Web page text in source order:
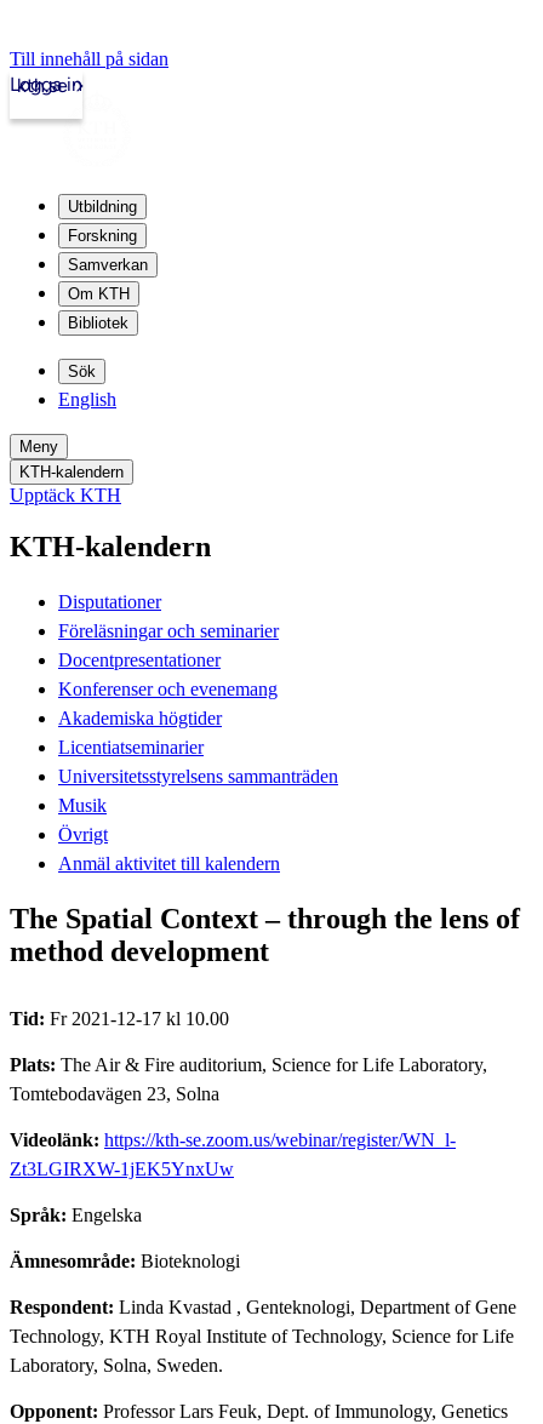
Till innehåll på sidan
kth.se
Logga in
Utbildning
Forskning
Samverkan
Om KTH
Bibliotek
Sök
English
Meny
KTH-kalendern
Upptäck KTH
KTH-kalendern
Disputationer
Föreläsningar och seminarier
Docentpresentationer
Konferenser och evenemang
Akademiska högtider
Licentiatseminarier
Universitetsstyrelsens sammanträden
Musik
Övrigt
Anmäl aktivitet till kalendern
The Spatial Context – through the lens of
method development
Tid: Fr 2021-12-17 kl 10.00
Plats: The Air & Fire auditorium, Science for Life Laboratory,
Tomtebodavägen 23, Solna
Videolänk: https://kth-se.zoom.us/webinar/register/WN_l-
Zt3LGIRXW-1jEK5YnxUw
Språk: Engelska
Ämnesområde: Bioteknologi
Respondent: Linda Kvastad , Genteknologi, Department of Gene
Technology, KTH Royal Institute of Technology, Science for Life
Laboratory, Solna, Sweden.
Opponent: Professor Lars Feuk, Dept. of Immunology, Genetics